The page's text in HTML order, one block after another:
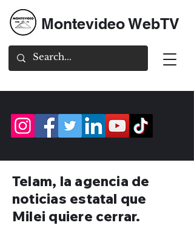
Montevideo WebTV
Telam, la agencia de
noticias estatal que
Milei quiere cerrar.